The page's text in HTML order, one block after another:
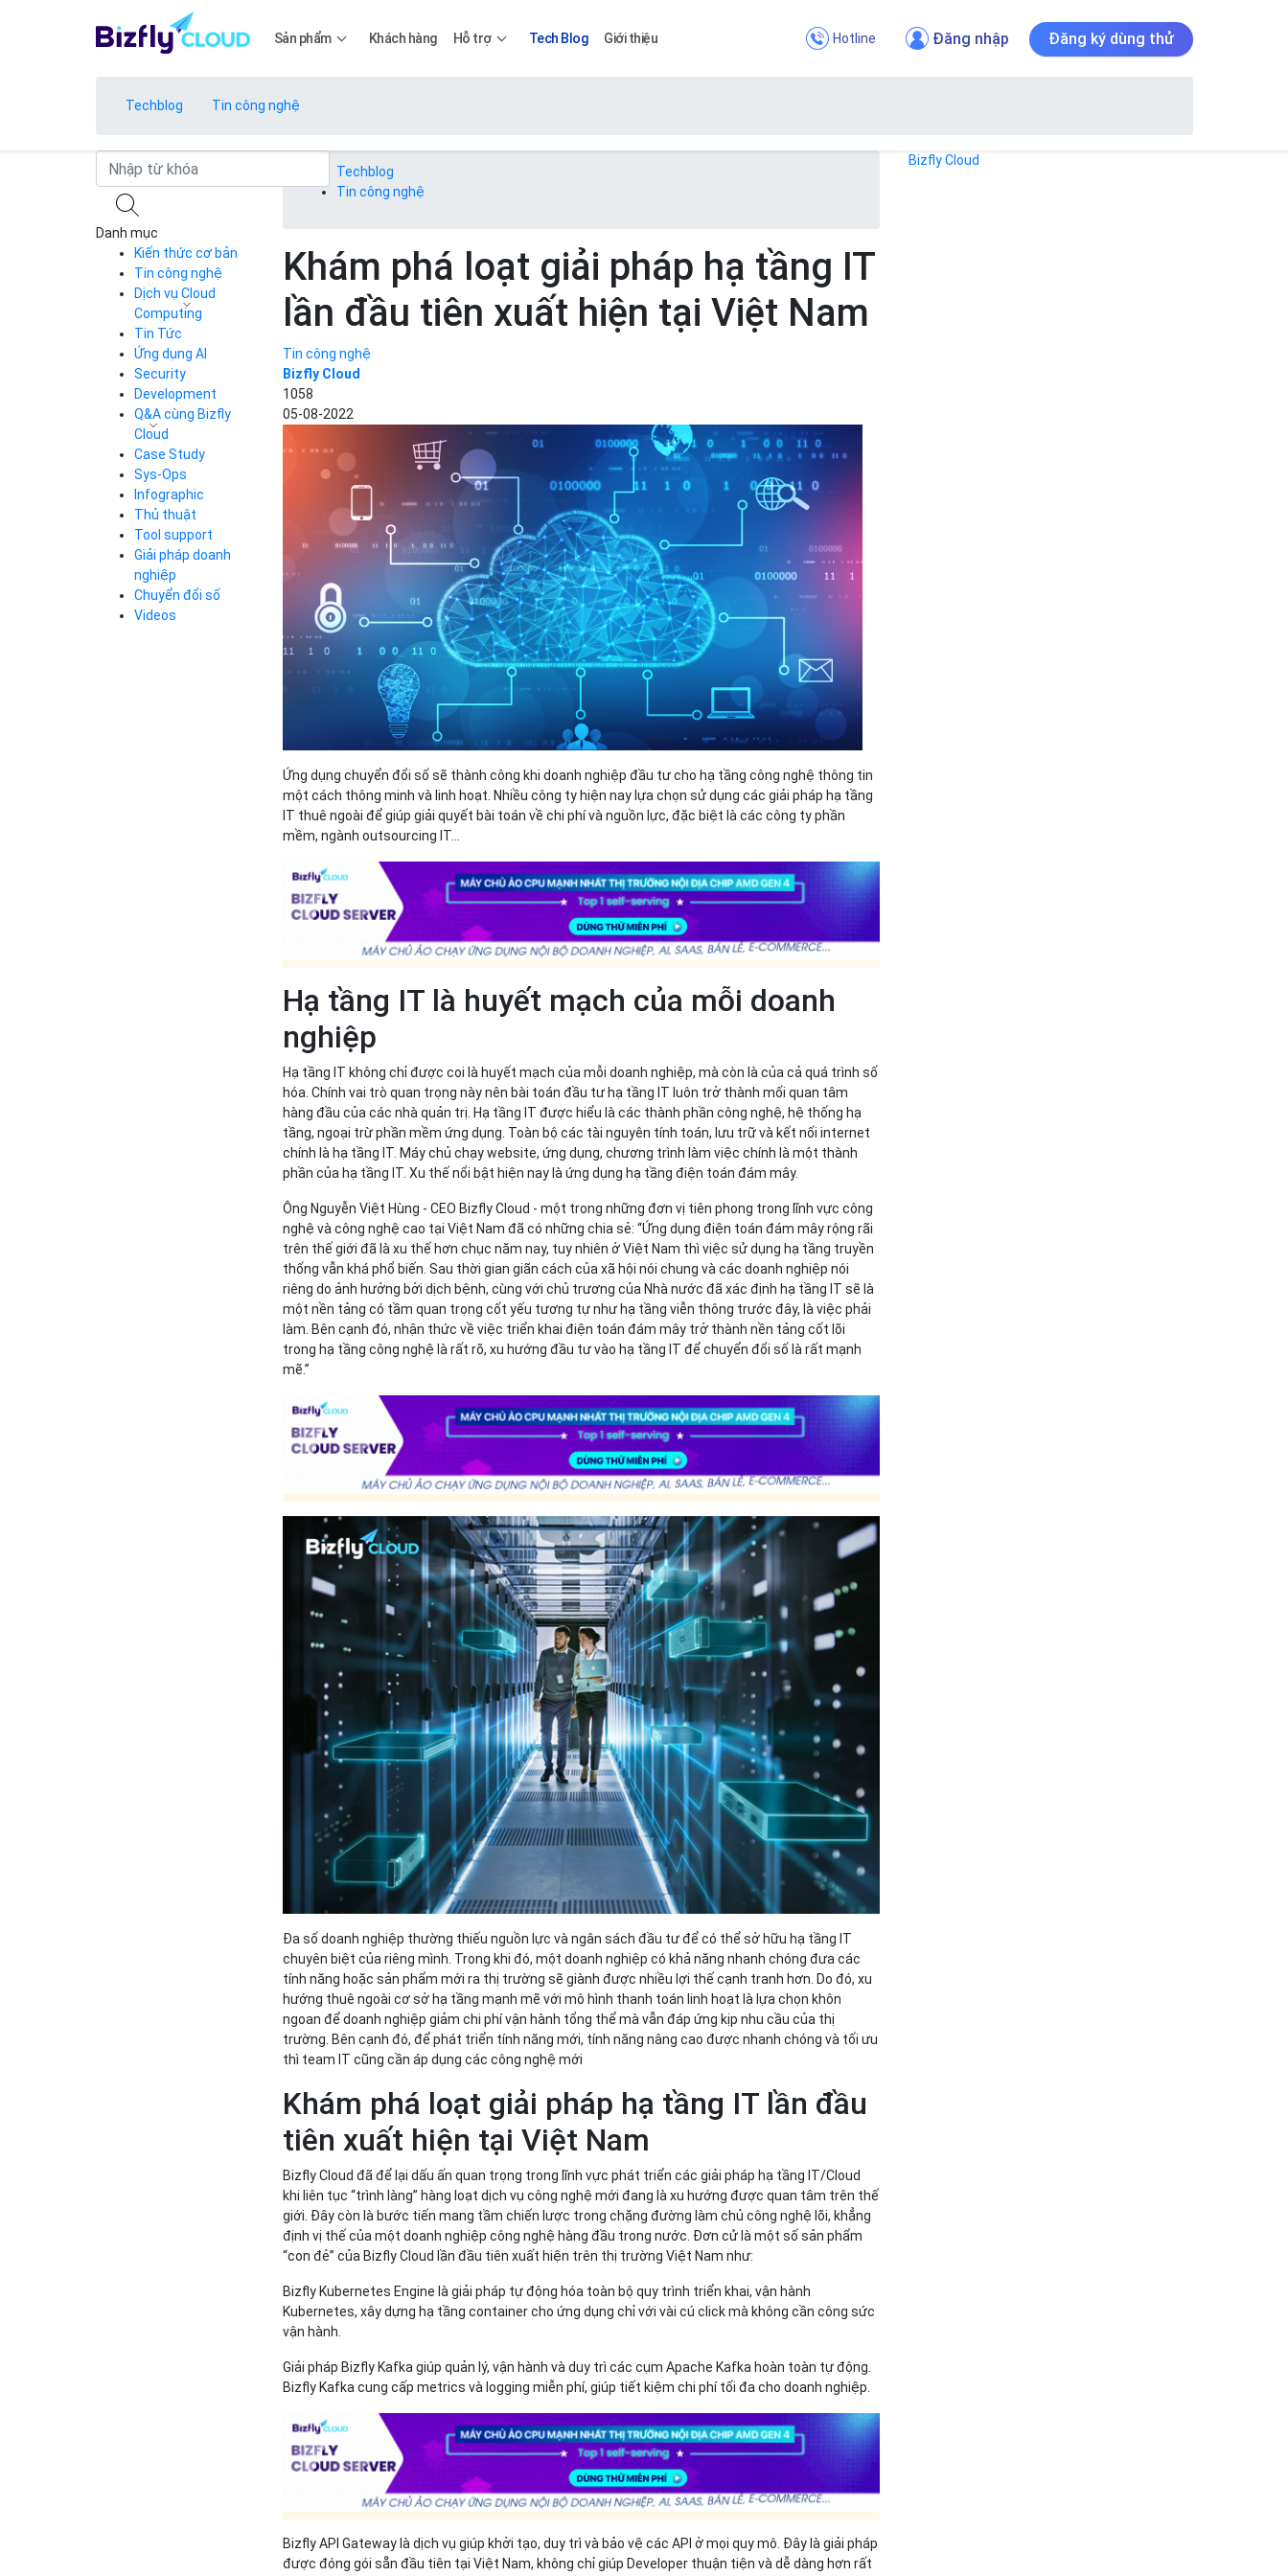
Sản phẩm
Bảng giá Apps
Bảng giá
Bảng giá Bảng giá
Bảng giá Bảng giá
Bảng giá
Bảng giá
Khách hàng Hỗ trợ Tech Blog Giới thiệu Hotline Đăng nhập Đăng ký dùng thử
Techblog Tin công nghệ
Techblog
Tin công nghệ
Khám phá loạt giải pháp hạ tầng IT
lần đầu tiên xuất hiện tại Việt Nam
Tin công nghệ
Bizfly Cloud
1058
05-08-2022
Ứng dụng chuyển đổi số sẽ thành công khi doanh nghiệp đầu tư cho hạ tầng công nghệ thông tin
một cách thông minh và linh hoạt. Nhiều công ty hiện nay lựa chọn sử dụng các giải pháp hạ tầng
IT thuê ngoài để giúp giải quyết bài toán về chi phí và nguồn lực, đặc biệt là các công ty phần
mềm, ngành outsourcing IT…
Hạ tầng IT là huyết mạch của mỗi doanh
nghiệp
Hạ tầng IT không chỉ được coi là huyết mạch của mỗi doanh nghiệp, mà còn là của cả quá trình số
hóa. Chính vai trò quan trọng này nên bài toán đầu tư hạ tầng IT luôn trở thành mối quan tâm
hàng đầu của các nhà quản trị. Hạ tầng IT được hiểu là các thành phần công nghệ, hệ thống hạ
tầng, ngoại trừ phần mềm ứng dụng. Toàn bộ các tài nguyên tính toán, lưu trữ và kết nối internet
chính là hạ tầng IT. Máy chủ chạy website, ứng dụng, chương trình làm việc chính là một thành
phần của hạ tầng IT. Xu thế nổi bật hiện nay là ứng dụng hạ tầng điện toán đám mây.
Ông Nguyễn Việt Hùng - CEO Bizfly Cloud - một trong những đơn vị tiên phong trong lĩnh vực công
nghệ và công nghệ cao tại Việt Nam đã có những chia sẻ: “Ứng dụng điện toán đám mây rộng rãi
trên thế giới đã là xu thế hơn chục năm nay, tuy nhiên ở Việt Nam thì việc sử dụng hạ tầng truyền
thống vẫn khá phổ biến. Sau thời gian giãn cách của xã hội nói chung và các doanh nghiệp nói
riêng do ảnh hưởng bởi dịch bệnh, cùng với chủ trương của Nhà nước đã xác định hạ tầng IT sẽ là
một nền tảng có tầm quan trọng cốt yếu tương tự như hạ tầng viễn thông trước đây, là việc phải
làm. Bên cạnh đó, nhận thức về việc triển khai điện toán đám mây trở thành nền tảng cốt lõi
trong hạ tầng công nghệ là rất rõ, xu hướng đầu tư vào hạ tầng IT để chuyển đổi số là rất mạnh
mẽ.”
Đa số doanh nghiệp thường thiếu nguồn lực và ngân sách đầu tư để có thể sở hữu hạ tầng IT
chuyên biệt của riêng mình. Trong khi đó, một doanh nghiệp có khả năng nhanh chóng đưa các
tính năng hoặc sản phẩm mới ra thị trường sẽ giành được nhiều lợi thế cạnh tranh hơn. Do đó, xu
hướng thuê ngoài cơ sở hạ tầng mạnh mẽ với mô hình thanh toán linh hoạt là lựa chọn khôn
ngoan để doanh nghiệp giảm chi phí vận hành tổng thể mà vẫn đáp ứng kịp nhu cầu của thị
trường. Bên cạnh đó, để phát triển tính năng mới, tính năng nâng cao được nhanh chóng và tối ưu
thì team IT cũng cần áp dụng các công nghệ mới
Khám phá loạt giải pháp hạ tầng IT lần đầu
tiên xuất hiện tại Việt Nam
Bizfly Cloud đã để lại dấu ấn quan trọng trong lĩnh vực phát triển các giải pháp hạ tầng IT/Cloud
khi liên tục “trình làng” hàng loạt dịch vụ công nghệ mới đang là xu hướng được quan tâm trên thế
giới. Đây còn là bước tiến mang tầm chiến lược trong chặng đường làm chủ công nghệ lõi, khẳng
định vị thế của một doanh nghiệp công nghệ hàng đầu trong nước. Đơn cử là một số sản phẩm
“con đẻ” của Bizfly Cloud lần đầu tiên xuất hiện trên thị trường Việt Nam như:
Bizfly Kubernetes Engine là giải pháp tự động hóa toàn bộ quy trình triển khai, vận hành
Kubernetes, xây dựng hạ tầng container cho ứng dụng chỉ với vài cú click mà không cần công sức
vận hành.
Giải pháp Bizfly Kafka giúp quản lý, vận hành và duy trì các cụm Apache Kafka hoàn toàn tự động.
Bizfly Kafka cung cấp metrics và logging miễn phí, giúp tiết kiệm chi phí tối đa cho doanh nghiệp.
Bizfly API Gateway là dịch vụ giúp khởi tạo, duy trì và bảo vệ các API ở mọi quy mô. Đây là giải pháp
được đóng gói sẵn đầu tiên tại Việt Nam, không chỉ giúp Developer thuận tiện và dễ dàng hơn rất
Bizfly Cloud
Danh mục
Kiến thức cơ bản
Tin công nghệ
Dịch vụ Cloud
Computing
Cloud Server
CDN
Load Balancer
Auto Scaling
Container Registry
Kubernetes
Cloud Database
Call Center
Business Email
Simple Storage
VPN
Traffic Manager
Cloud VPS
Kafka
Videos
Tin Tức
Ứng dụng AI
Security
Development
Q&A cùng Bizfly
Cloud
Q&A về Bizfly
Cloud Server
Thao tác kết nối
tới server
Videos
Q&A về Bizfly
Business Email
Videos
Case Study
Sys-Ops
Infographic
Thủ thuật
Tool support
Giải pháp doanh
nghiệp
Chuyển đổi số
Videos